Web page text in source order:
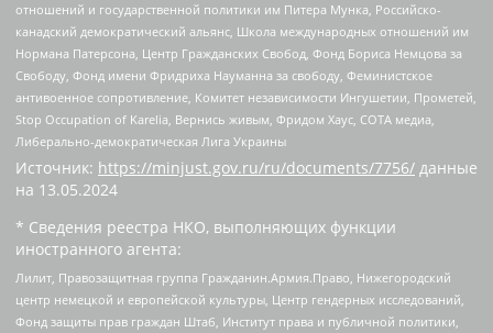
отношений и государственной политики им Питера Мунка, Российско-
канадский демократический альянс, Школа международных отношений им
Нормана Патерсона, Центр Гражданских Свобод, Фонд Бориса Немцова за
Свободу, Фонд имени Фридриха Науманна за свободу, Феминистское
антивоенное сопротивление, Комитет независимости Ингушетии, Прометей,
Stop Occupation of Karelia, Вернись живым, Фридом Хаус, СОТА медиа,
Либерально-демократическая Лига Украины
Источник: https://minjust.gov.ru/ru/documents/7756/ данные
на 13.05.2024
* Сведения реестра НКО, выполняющих функции
иностранного агента:
Лилит, Правозащитная группа Гражданин.Армия.Право, Нижегородский
центр немецкой и европейской культуры, Центр гендерных исследований,
Фонд защиты прав граждан Штаб, Институт права и публичной политики,